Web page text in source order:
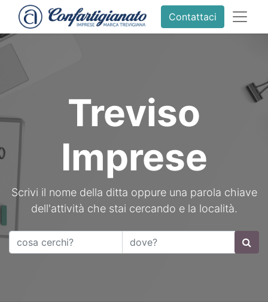
Contattaci
Treviso
Imprese
Scrivi il nome della ditta oppure una parola chiave
dell'attività che stai cercando e la località.